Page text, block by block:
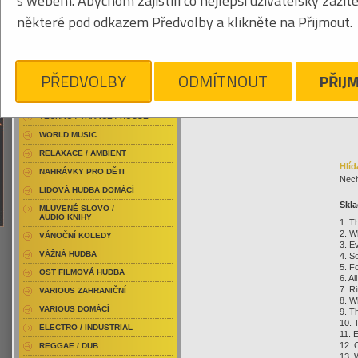
1.
2.
3.
4.
5.
6.
7.
8.
9.
10.
11.
12.
13.
RAP / HIP HOP DOMÁCÍ
RAP / HIP HOP ZAHRANIČNÍ
DVD / HUDBA
PUNK / HARDCORE
TECHNO / TRANCE / HOUSE
WORLD MUSIC
RELAXACE / AMBIENT
NAHRÁVKY PRO DĚTI
LIDOVÁ HUDBA DOMÁCÍ
MLUVENÉ SLOVO /
AUDIO KNIHY
VÁNOČNÍ KOLEDY
VÁŽNÁ HUDBA
OST FILMOVÁ HUDBA
VARIOUS ZAHRANIČNÍ
VARIOUS DOMÁCÍ
ELECTRO / INDUSTRIAL
REGGAE / DUB
některé pod odkazem Předvolby a klikněte na Přijmout.
PŘEDVOLBY ODMÍTNOUT